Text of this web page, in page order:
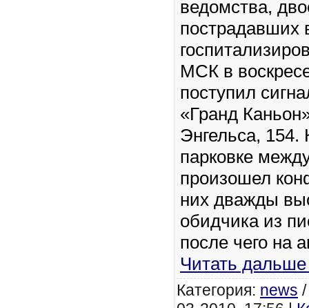
ведомства,
пострадавших
МСК в
поступил
«Гранд
Энгельса, 154.
парковке
произошел
них дважды
обидчика из
после чего на
Читать
Категория: news